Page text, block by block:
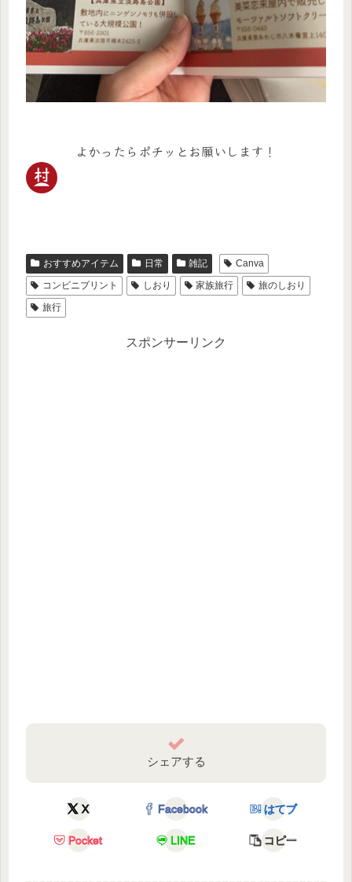
よかったらポチッとお願いします！
おすすめアイテム 日常 雑記
Canva
コンビニプリント
しおり 家族旅行
旅のしおり
旅行
スポンサーリンク
シェアする
X Facebook はてブ
Pocket LINE コピー